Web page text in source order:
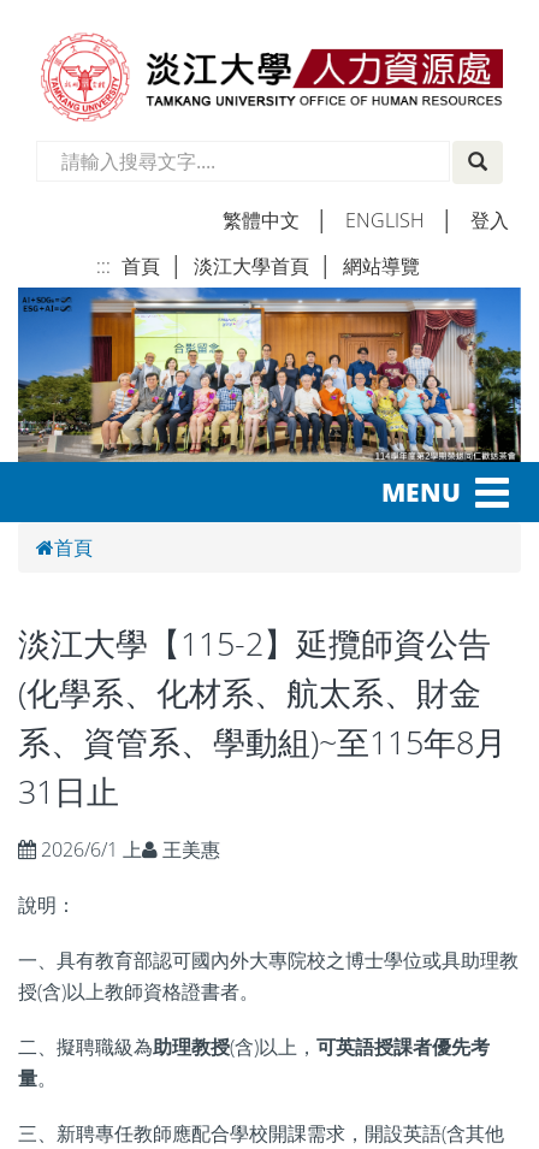
繁體中文 ENGLISH
登入
::: 首頁 淡江大學首頁 網站導覽
MENU
首頁
淡江大學【115-2】延攬師資公告
(化學系、化材系、航太系、財金
系、資管系、學動組)~至115年8月
31日止
2026/6/1 上 王美惠
說明：
一、具有教育部認可國內外大專院校之博士學位或具助理教
授(含)以上教師資格證書者。
二、擬聘職級為助理教授(含)以上， 可英語授課者優先考
量。
三、新聘專任教師應配合學校開課需求，開設英語(含其他